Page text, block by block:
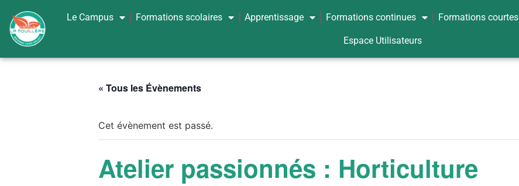
Le Campus Formations scolaires Apprentissage Formations continues Formations courtes
Espace Utilisateurs
« Tous les Évènements
Cet évènement est passé.
Atelier passionnés : Horticulture